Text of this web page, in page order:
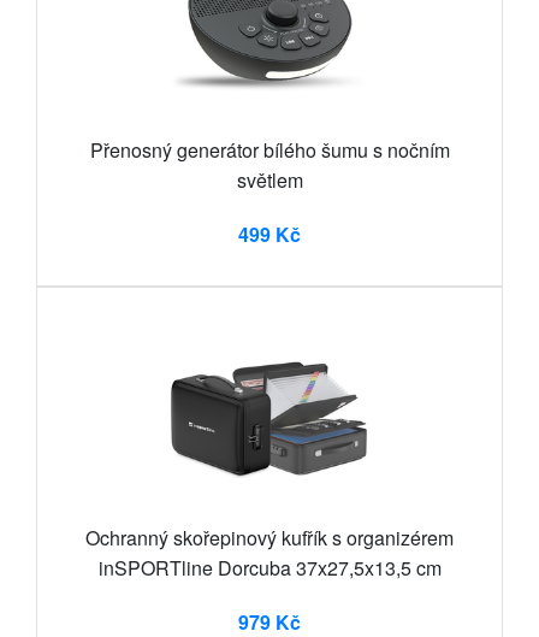
Přenosný generátor bílého šumu s nočním
světlem
499 Kč
Ochranný skořepinový kufřík s organizérem
inSPORTline Dorcuba 37x27,5x13,5 cm
979 Kč